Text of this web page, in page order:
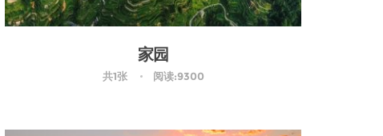
家园
共1张 阅读:9300